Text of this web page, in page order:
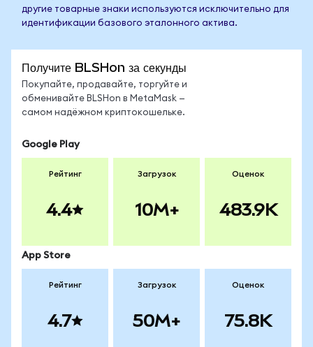
другие товарные знаки используются исключительно для
идентификации базового эталонного актива.
Получите BLSHon за секунды
Покупайте, продавайте, торгуйте и
обменивайте BLSHon в MetaMask —
самом надёжном криптокошельке.
Google Play
Рейтинг
4.4
Загрузок
10M+
Оценок
483.9K
App Store
Рейтинг
4.7
Загрузок
50M+
Оценок
75.8K